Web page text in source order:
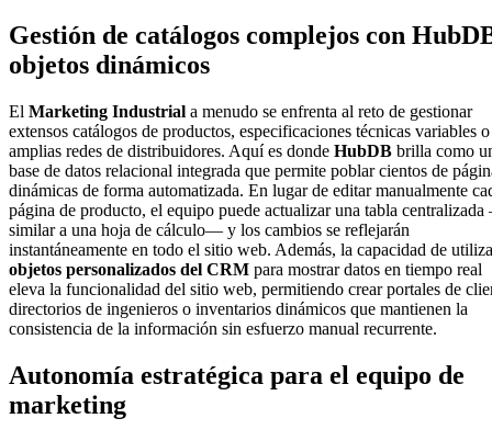
Gestión de catálogos complejos con
objetos dinámicos
El Marketing Industrial a menudo se enfrenta al reto de gestionar
extensos catálogos de productos, especificaciones técnicas variables o
amplias redes de distribuidores. Aquí es donde HubDB brilla como
base de datos relacional integrada que permite poblar cientos de
dinámicas de forma automatizada. En lugar de editar manualmente
página de producto, el equipo puede actualizar una tabla
similar a una hoja de cálculo— y los cambios se reflejarán
instantáneamente en todo el sitio web. Además, la capacidad de
objetos personalizados del CRM para mostrar datos en tiempo real
eleva la funcionalidad del sitio web, permitiendo crear portales de
directorios de ingenieros o inventarios dinámicos que mantienen la
consistencia de la información sin esfuerzo manual recurrente.
Autonomía estratégica para el equipo de
marketing